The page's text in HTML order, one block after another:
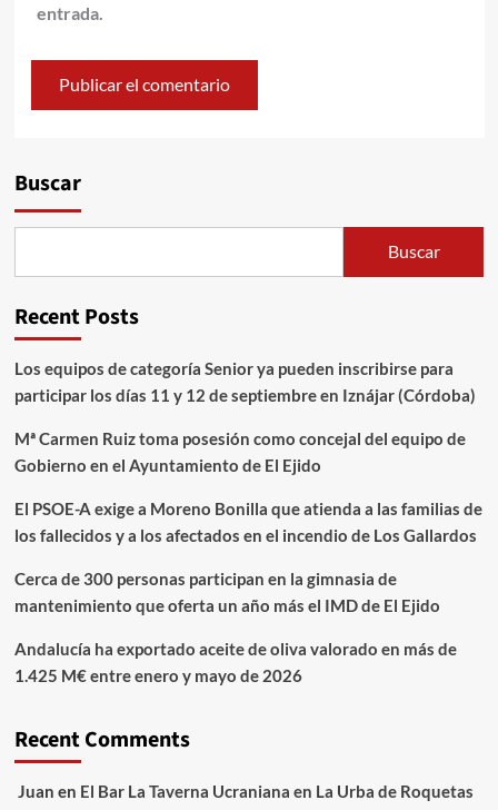
entrada.
Buscar
Buscar
Recent Posts
Los equipos de categoría Senior ya pueden inscribirse para
participar los días 11 y 12 de septiembre en Iznájar (Córdoba)
Mª Carmen Ruiz toma posesión como concejal del equipo de
Gobierno en el Ayuntamiento de El Ejido
El PSOE-A exige a Moreno Bonilla que atienda a las familias de
los fallecidos y a los afectados en el incendio de Los Gallardos
Cerca de 300 personas participan en la gimnasia de
mantenimiento que oferta un año más el IMD de El Ejido
Andalucía ha exportado aceite de oliva valorado en más de
1.425 M€ entre enero y mayo de 2026
Recent Comments
Juan en El Bar La Taverna Ucraniana en La Urba de Roquetas